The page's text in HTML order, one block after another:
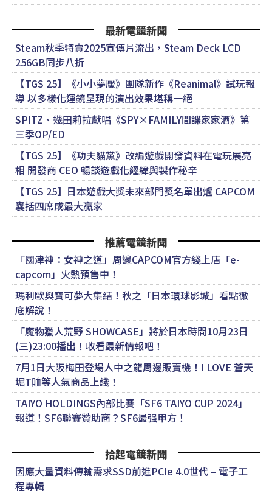
最新電競新聞
Steam秋季特賣2025宣傳片流出，Steam Deck LCD
256GB同步八折
【TGS 25】《小小夢魘》團隊新作《Reanimal》試玩報
導 以多樣化運鏡呈現的演出效果堪稱一絕
SPITZ、幾田莉拉獻唱《SPY×FAMILY間諜家家酒》第
三季OP/ED
【TGS 25】《功夫貓黨》改編遊戲開發資料在電玩展亮
相 開發商 CEO 暢談遊戲化經緯與製作秘辛
【TGS 25】日本遊戲大獎未來部門獎名單出爐 CAPCOM
囊括四席成最大贏家
推薦電競新聞
「國津神：女神之道」周邊CAPCOM官方綫上店「e-
capcom」火熱預售中！
瑪利歐與寶可夢大集結！秋之「日本環球影城」看點徹
底解說！
「魔物獵人荒野 SHOWCASE」將於日本時間10月23日
(三)23:00播出！收看最新情報吧！
7月1日大阪梅田登場人中之龍周邊販賣機！I LOVE 蒼天
堀T賉等人氣商品上綫！
TAIYO HOLDINGS內部比賽「SF6 TAIYO CUP 2024」
報道！SF6聯賽贊助商？SF6最强甲方！
拾起電競新聞
因應大量資料傳輸需求SSD前進PCIe 4.0世代 – 電子工
程專輯